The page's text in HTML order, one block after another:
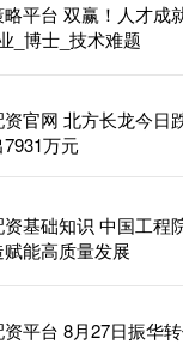
略平台 双赢！人才成
_博士_技术难题
资官网 北方长龙今日
万元
资基础知识 中国工程
能高质量发展
平台 8月27日振华